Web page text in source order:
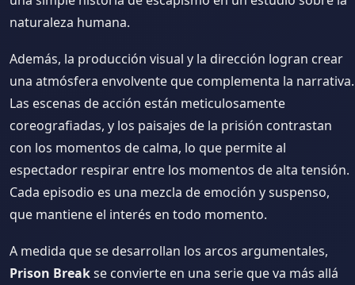
naturaleza humana.
Además, la producción visual y la dirección logran crear
una atmósfera envolvente que complementa la narrativa.
Las escenas de acción están meticulosamente
coreografiadas, y los paisajes de la prisión contrastan
con los momentos de calma, lo que permite al
espectador respirar entre los momentos de alta tensión.
Cada episodio es una mezcla de emoción y suspenso,
que mantiene el interés en todo momento.
A medida que se desarrollan los arcos argumentales,
Prison Breakse convierte en una serie que va más allá